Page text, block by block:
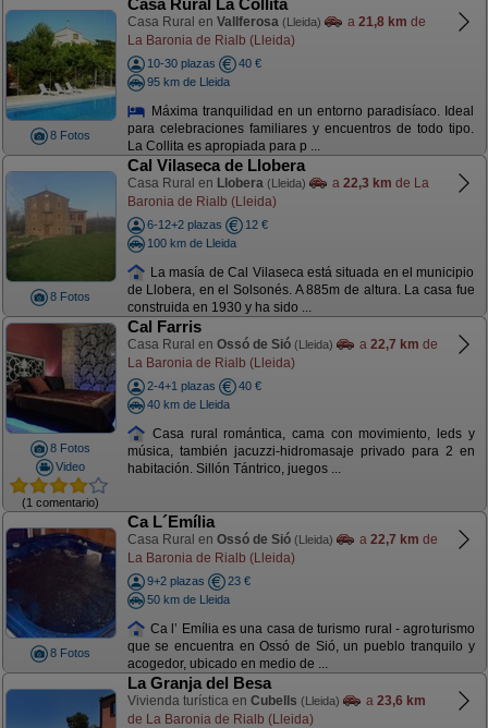
8 Fotos
Casa Rural La Collita
Casa Rural en Vallferosa (Lleida) a 21,8 km de
La Baronia de Rialb (Lleida)
10-30 plazas
40 €
95 km de Lleida
Máxima tranquilidad en un entorno paradisíaco. Ideal
para celebraciones familiares y encuentros de todo tipo.
La Collita es apropiada para p ...
8 Fotos
Cal Vilaseca de Llobera
Casa Rural en Llobera (Lleida) a 22,3 km de La
Baronia de Rialb (Lleida)
6-12+2 plazas
12 €
100 km de Lleida
La masía de Cal Vilaseca está situada en el municipio
de Llobera, en el Solsonés. A 885m de altura. La casa fue
construida en 1930 y ha sido ...
8 Fotos
Video
(1 comentario)
Cal Farris
Casa Rural en Ossó de Sió (Lleida) a 22,7 km de
La Baronia de Rialb (Lleida)
2-4+1 plazas
40 €
40 km de Lleida
Casa rural romántica, cama con movimiento, leds y
música, también jacuzzi-hidromasaje privado para 2 en
habitación. Sillón Tántrico, juegos ...
8 Fotos
Ca L´Emília
Casa Rural en Ossó de Sió (Lleida) a 22,7 km de
La Baronia de Rialb (Lleida)
9+2 plazas
23 €
50 km de Lleida
Ca l’ Emília es una casa de turismo rural - agroturismo
que se encuentra en Ossó de Sió, un pueblo tranquilo y
acogedor, ubicado en medio de ...
La Granja del Besa
Vivienda turística en Cubells (Lleida) a 23,6 km
de La Baronia de Rialb (Lleida)